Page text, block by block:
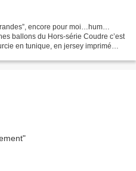
encore pour moi…hum…
ballons du Hors-série Coudre c’est
en tunique, en jersey imprimé